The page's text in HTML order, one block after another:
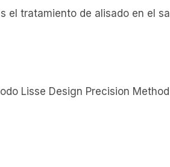
el tratamiento de alisado en el
Lisse Design Precision